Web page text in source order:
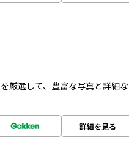
厳選して、豊富な写真と詳細な
詳細を見る